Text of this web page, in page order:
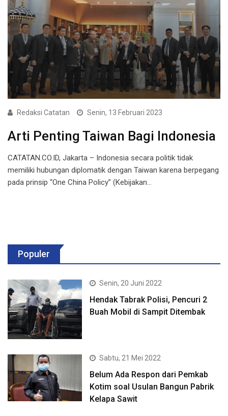
Redaksi Catatan Senin, 13 Februari 2023
Arti Penting Taiwan Bagi Indonesia
CATATAN.CO.ID, Jakarta – Indonesia secara politik tidak
memiliki hubungan diplomatik dengan Taiwan karena berpegang
pada prinsip “One China Policy” (Kebijakan…
Populer
Senin, 20 Juni 2022
Hendak Tabrak Polisi, Pencuri 2
Buah Mobil di Sampit Ditembak
Sabtu, 21 Mei 2022
Belum Ada Respon dari Pemkab
Kotim soal Usulan Bangun Pabrik
Kelapa Sawit